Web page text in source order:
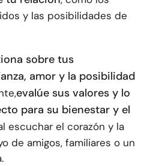
y las posibilidades de
sobre tus
amor y la posibilidad
evalúe sus valores y lo
para su bienestar y el
escuchar el corazón y la
de amigos, familiares o un